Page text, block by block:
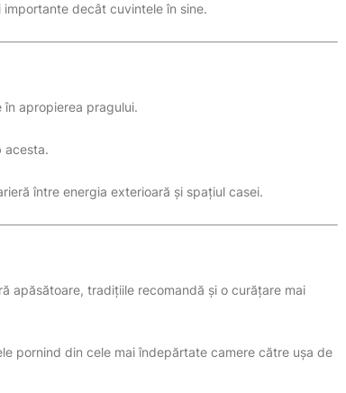
decât cuvintele în sine.
apropierea pragului.
acesta.
între energia exterioară și spațiul casei.
apăsătoare, tradițiile recomandă și o curățare mai
pornind din cele mai îndepărtate camere către ușa de